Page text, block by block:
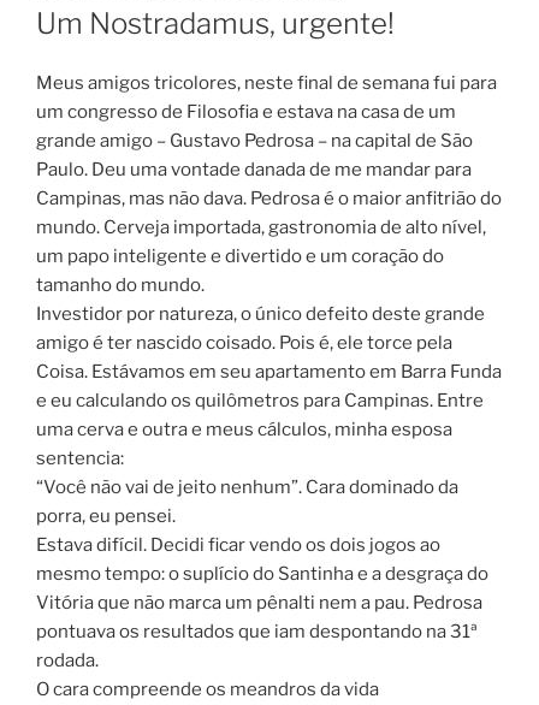
EM
Um Nostradamus, urgente!
Meus amigos tricolores, neste final de semana fui para
um congresso de Filosofia e estava na casa de um
grande amigo – Gustavo Pedrosa – na capital de São
Paulo. Deu uma vontade danada de me mandar para
Campinas, mas não dava. Pedrosa é o maior anfitrião do
mundo. Cerveja importada, gastronomia de alto nível,
um papo inteligente e divertido e um coração do
tamanho do mundo.
Investidor por natureza, o único defeito deste grande
amigo é ter nascido coisado. Pois é, ele torce pela
Coisa. Estávamos em seu apartamento em Barra Funda
e eu calculando os quilômetros para Campinas. Entre
uma cerva e outra e meus cálculos, minha esposa
sentencia:
“Você não vai de jeito nenhum”. Cara dominado da
porra, eu pensei.
Estava difícil. Decidi ficar vendo os dois jogos ao
mesmo tempo: o suplício do Santinha e a desgraça do
Vitória que não marca um pênalti nem a pau. Pedrosa
pontuava os resultados que iam despontando na 31ª
rodada.
O cara compreende os meandros da vida